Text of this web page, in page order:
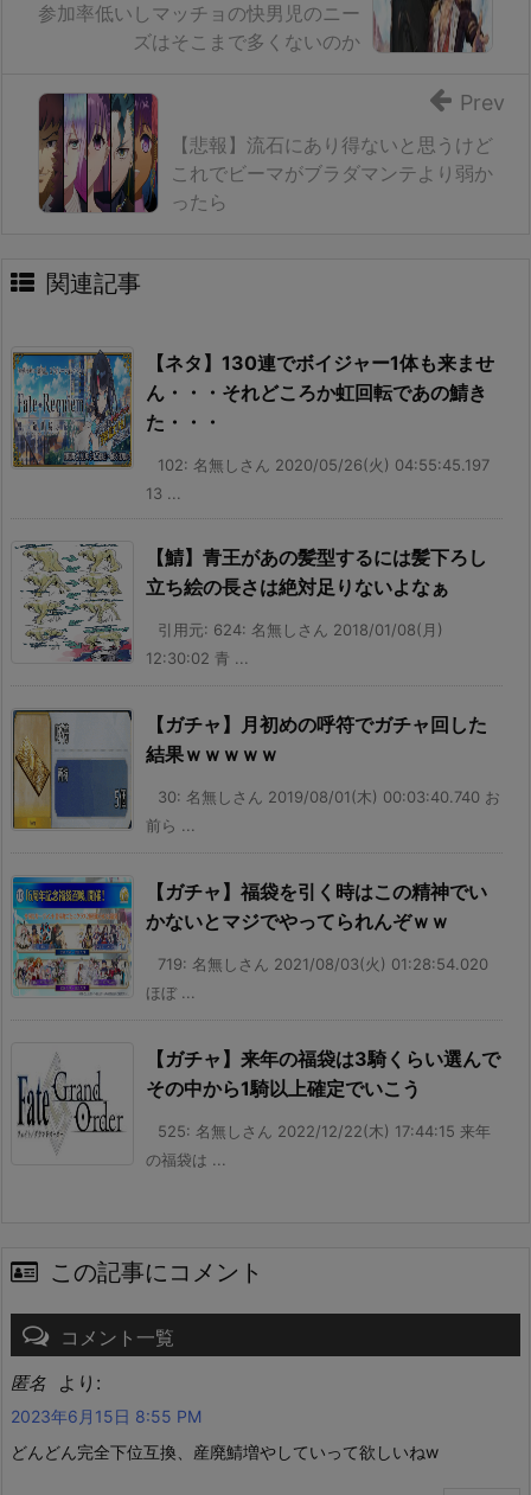
参加率低いしマッチョの快男児のニー
ズはそこまで多くないのか
【悲報】流石にあり得ないと思うけど
これでビーマがブラダマンテより弱か
ったら
Prev
関連記事
【ネタ】130連でボイジャー1体も来ませ
ん・・・それどころか虹回転であの鯖き
た・・・
102: 名無しさん 2020/05/26(火) 04:55:45.197
13 ...
【鯖】青王があの髪型するには髪下ろし
立ち絵の長さは絶対足りないよなぁ
引用元: 624: 名無しさん 2018/01/08(月)
12:30:02 青 ...
【ガチャ】月初めの呼符でガチャ回した
結果ｗｗｗｗｗ
30: 名無しさん 2019/08/01(木) 00:03:40.740 お
前ら ...
【ガチャ】福袋を引く時はこの精神でい
かないとマジでやってられんぞｗｗ
719: 名無しさん 2021/08/03(火) 01:28:54.020
ほぼ ...
【ガチャ】来年の福袋は3騎くらい選んで
その中から1騎以上確定でいこう
525: 名無しさん 2022/12/22(木) 17:44:15 来年
の福袋は ...
この記事にコメント
コメント一覧
匿名 より:
2023年6月15日 8:55 PM
どんどん完全下位互換、産廃鯖増やしていって欲しいねw